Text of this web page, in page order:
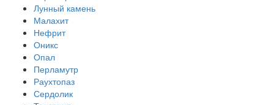
Лунный камень
Малахит
Нефрит
Оникс
Опал
Перламутр
Раухтопаз
Сердолик